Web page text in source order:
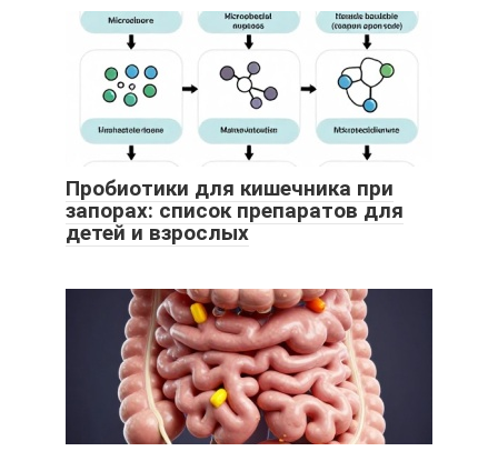
Пробиотики для кишечника при
запорах: список препаратов для
детей и взрослых